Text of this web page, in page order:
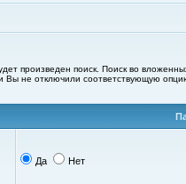
произведен поиск. Поиск во
Вы не отключили соответствующую
Да Нет